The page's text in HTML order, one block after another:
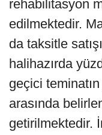
rehabilitasyon
edilmektedir.
da taksitle
halihazırda
geçici
arasında
getirilmektedir.